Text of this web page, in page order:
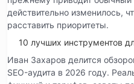
действительно изменилось,
расставить приоритеты.
10 лучших инструментов
Иван Захаров делится
SEO-аудита в 2026 году.